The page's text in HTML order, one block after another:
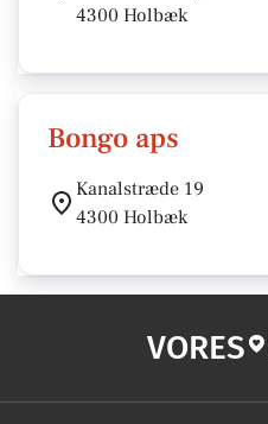
4300 Holbæk
Bongo aps
Kanalstræde 19
4300 Holbæk
VORES